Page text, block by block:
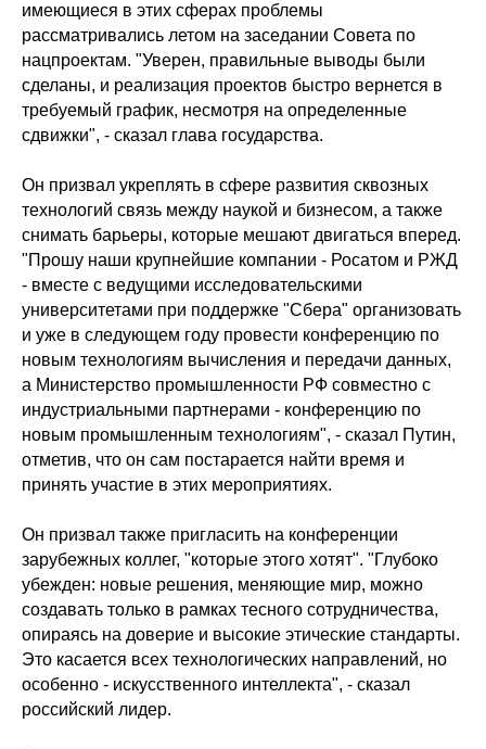
имеющиеся в этих сферах проблемы
рассматривались летом на заседании Совета по
нацпроектам. "Уверен, правильные выводы были
сделаны, и реализация проектов быстро вернется в
требуемый график, несмотря на определенные
сдвижки", - сказал глава государства.
Он призвал укреплять в сфере развития сквозных
технологий связь между наукой и бизнесом, а также
снимать барьеры, которые мешают двигаться вперед.
"Прошу наши крупнейшие компании - Росатом и РЖД
- вместе с ведущими исследовательскими
университетами при поддержке "Сбера" организовать
и уже в следующем году провести конференцию по
новым технологиям вычисления и передачи данных,
а Министерство промышленности РФ совместно с
индустриальными партнерами - конференцию по
новым промышленным технологиям", - сказал Путин,
отметив, что он сам постарается найти время и
принять участие в этих мероприятиях.
Он призвал также пригласить на конференции
зарубежных коллег, "которые этого хотят". "Глубоко
убежден: новые решения, меняющие мир, можно
создавать только в рамках тесного сотрудничества,
опираясь на доверие и высокие этические стандарты.
Это касается всех технологических направлений, но
особенно - искусственного интеллекта", - сказал
российский лидер.
ссылка на ROBOTUNION.RU — обязательна
Политика конфиденциальности
© 2015-2026 НАУРР. Все права защищены.
При использовании материалов ссылка на ROBOTUNION.RU — обязательна